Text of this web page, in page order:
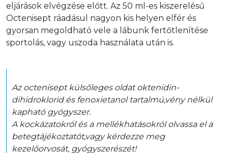
eljárások elvégzése előtt. Az 50 ml-es kiszerelésű
Octenisept ráadásul nagyon kis helyen elfér és
gyorsan megoldható vele a lábunk fertőtlenítése
sportolás, vagy uszoda használata után is.
Az octenisept külsőleges oldat oktenidin-
dihidroklorid és fenoxietanol tartalmú,vény nélkül
kapható gyógyszer.
A kockázatokról és a mellékhatásokról olvassa el a
betegtájékoztatót,vagy kérdezze meg
kezelőorvosát, gyógyszerészét!